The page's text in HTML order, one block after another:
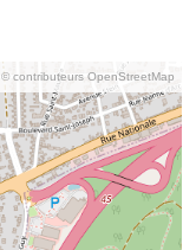
© contributeurs OpenStreetMap